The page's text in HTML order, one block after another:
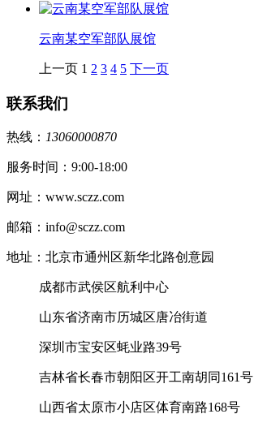
云南某空军部队展馆
上一页 1 2 3 4 5 下一页
联系我们
热线： 13060000870
服务时间：9:00-18:00
网址：www.sczz.com
邮箱：info@sczz.com
地址：北京市通州区新华北路创意园
成都市武侯区航利中心
山东省济南市历城区唐冶街道
深圳市宝安区蚝业路39号
吉林省长春市朝阳区开工南胡同161号
山西省太原市小店区体育南路168号